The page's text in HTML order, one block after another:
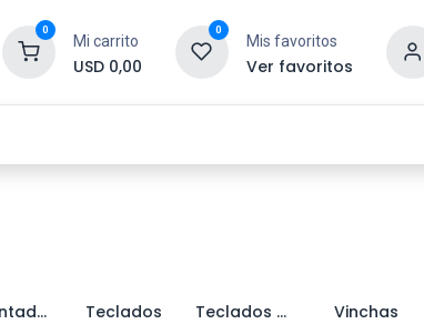
0
Mi carrito
USD 0,00
0
Mis favoritos
Ver favoritos
Presentadores Teclados Teclados Numéricos Vinchas